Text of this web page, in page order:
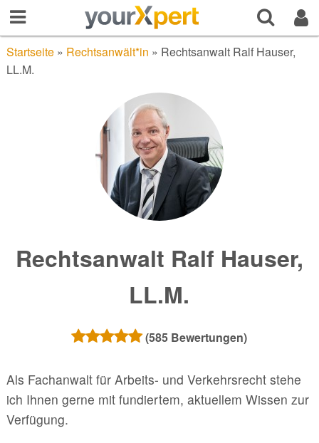
Startseite» Rechtsanwält*in » Rechtsanwalt Ralf Hauser,
LL.M.
Rechtsanwalt Ralf Hauser,
LL.M.
(585 Bewertungen)
Als Fachanwalt für Arbeits- und Verkehrsrecht stehe
ich Ihnen gerne mit fundiertem, aktuellem Wissen zur
Verfügung.